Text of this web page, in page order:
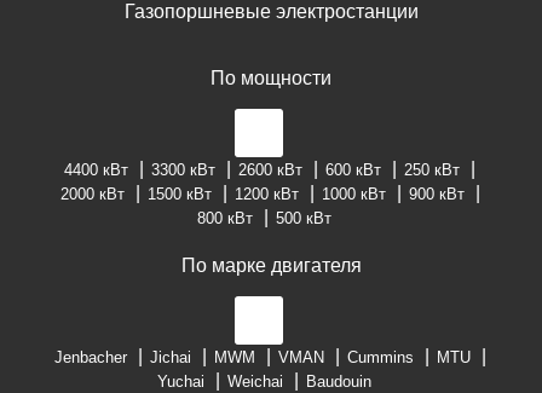
Газопоршневые электростанции
По мощности
4400 кВт 3300 кВт 2600 кВт 600 кВт
250 кВт
2000 кВт
1500 кВт 1200 кВт 1000 кВт
900 кВт
800 кВт
500 кВт
По марке двигателя
Jenbacher Jichai MWM VMAN Cummins
MTU
Yuchai
Weichai Baudouin